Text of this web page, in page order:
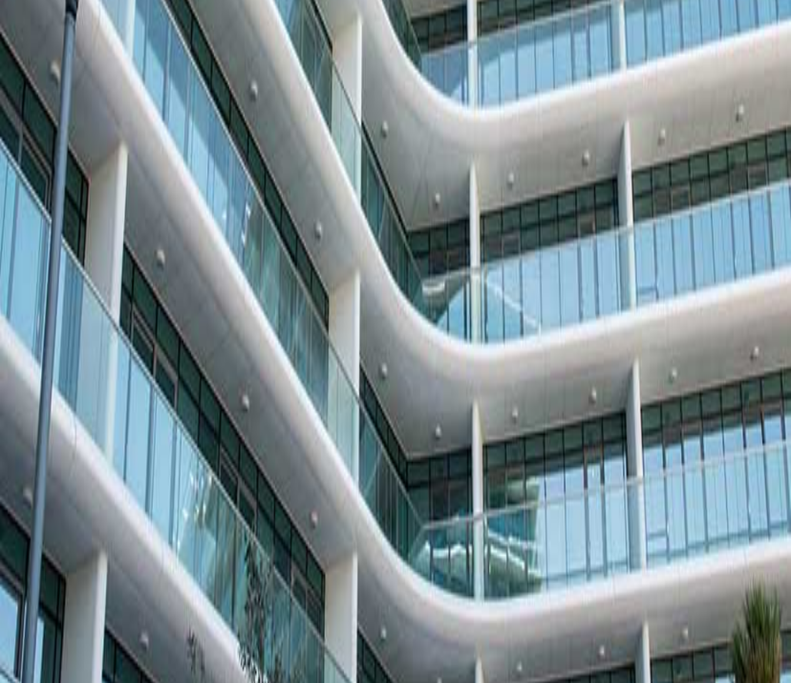
مناطق للشواء
مطاعم ومقاهِ
منطقة ألعاب للأولاد
بركة سباحة للأولاد
نوادي رياضية
مضمار الركض